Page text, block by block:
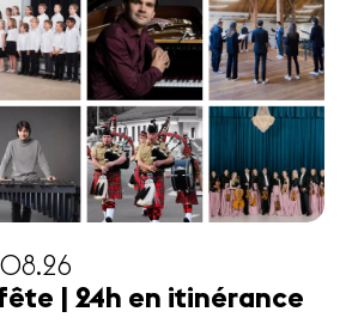
| 24h en itinérance